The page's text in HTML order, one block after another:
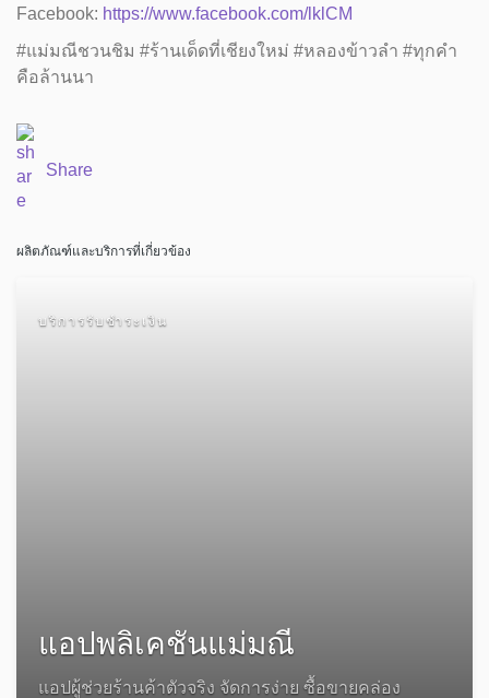
Facebook: https://www.facebook.com/lklCM
#แม่มณีชวนชิม #ร้านเด็ดที่เชียงใหม่ #หลองข้าวลำ #ทุกคำ
คือล้านนา
Share
ผลิตภัณฑ์และบริการที่เกี่ยวข้อง
บริการรับชำระเงิน
แอปพลิเคชันแม่มณี
แอปผู้ช่วยร้านค้าตัวจริง จัดการง่าย ซื้อขายคล่อง